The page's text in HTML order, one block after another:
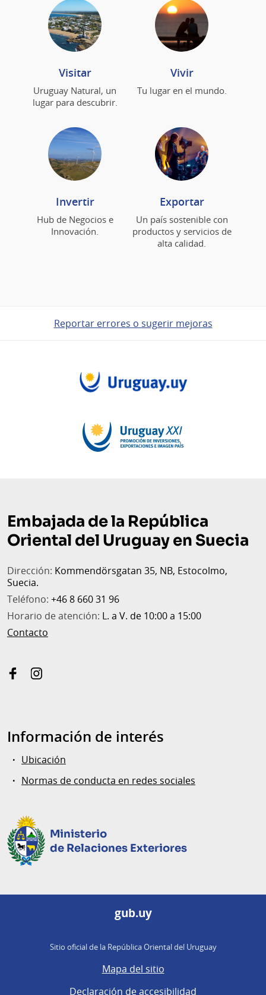
Visitar
Uruguay Natural, un
lugar para descubrir.
Vivir
Tu lugar en el mundo.
Invertir
Hub de Negocios e
Innovación.
Exportar
Un país sostenible con
productos y servicios de
alta calidad.
Reportar errores o sugerir mejoras
Embajada de la República
Oriental del Uruguay en Suecia
Dirección: Kommendörsgatan 35, NB, Estocolmo,
Suecia.
Teléfono: +46 8 660 31 96
Horario de atención: L. a V. de 10:00 a 15:00
Contacto
facebookinstagram
Información de interés
Ubicación
Normas de conducta en redes sociales
Ministerio
de Relaciones Exteriores
gub.uy
Sitio oficial de la República Oriental del Uruguay
Mapa del sitio
Declaración de accesibilidad